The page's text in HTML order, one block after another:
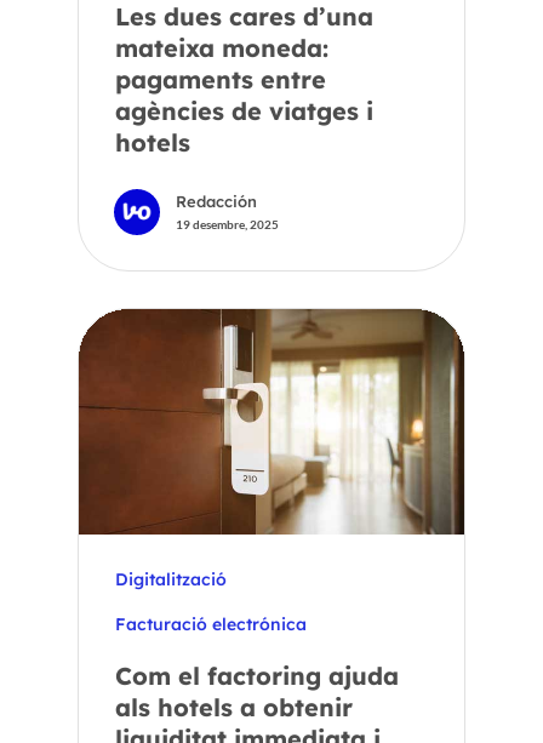
Les dues cares d’una
mateixa moneda:
pagaments entre
agències de viatges i
hotels
Redacción
19 desembre, 2025
Digitalització
Facturació electrónica
Com el factoring ajuda
als hotels a obtenir